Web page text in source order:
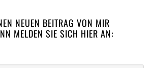
NEUEN BEITRAG VON MIR
MELDEN SIE SICH HIER AN: